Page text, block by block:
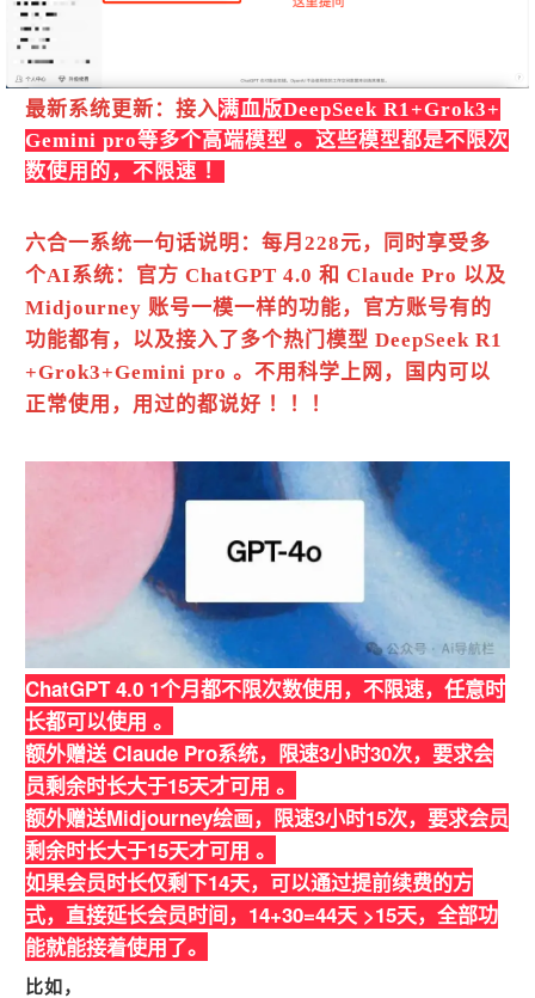
最新系统更新：接入满血版DeepSeek R1+Grok3+
Gemini pro等多个高端模型 。这些模型都是不限次
数使用的，不限速 ！
六合一系统一句话说明：每月228元，同时享受多
个AI系统：官方 ChatGPT 4.0 和 Claude Pro 以及
Midjourney 账号一模一样的功能，官方账号有的
功能都有，以及接入了多个热门模型 DeepSeek R1
+Grok3+Gemini pro 。不用科学上网，国内可以
正常使用，用过的都说好 ！！！
ChatGPT 4.0 1个月都不限次数使用，不限速，任意时
长都可以使用 。
额外赠送 Claude Pro系统，限速3小时30次，要求会
员剩余时长大于15天才可用 。
额外赠送Midjourney绘画，限速3小时15次，要求会员
剩余时长大于15天才可用 。
如果会员时长仅剩下14天，可以通过提前续费的方
式，直接延长会员时间，14+30=44天 >15天，全部功
能就能接着使用了。
比如，